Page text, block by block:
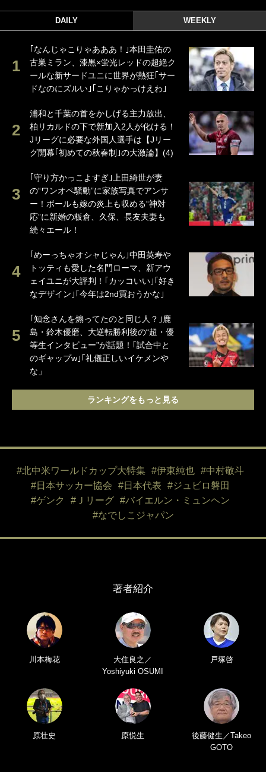
DAILY WEEKLY
｢なんじゃこりゃあああ！｣本田圭佑の
古巣ミラン、漆黒×蛍光レッドの超絶ク
ールな新サードユニに世界が熱狂｢サー
ドなのにズルい｣｢こりゃかっけえわ｣
浦和と千葉の首をかしげる主力放出、
柏リカルドの下で新加入2人が化ける！
Jリーグに必要な外国人選手は【Jリー
グ開幕｢初めての秋春制｣の大激論】(4)
｢守り方かっこよすぎ｣上田綺世が妻
の“ワンオペ騒動”に家族写真でアンサ
ー！ボールも嫁の炎上も収める“神対
応”に新婚の板倉、久保、長友夫妻も
続々エール！
｢めーっちゃオシャじゃん｣中田英寿や
トッティも愛した名門ローマ、新アウ
ェイユニが大評判！｢カッコいい｣｢好き
なデザイン｣｢今年は2nd買おうかな｣
｢知念さんを煽ってたのと同じ人？｣鹿
島・鈴木優磨、大逆転勝利後の“超・優
等生インタビュー”が話題！｢試合中と
のギャップw｣｢礼儀正しいイケメンや
な」
ランキングをもっと見る
#北中米ワールドカップ大特集 #伊東純也
#中村敬斗
#日本サッカー協会
#日本代表
#ジュビロ磐田
#ゲンク
#Ｊリーグ
#バイエルン・ミュンヘン
#なでしこジャパン
著者紹介
川本梅花
大住良之／
Yoshiyuki OSUMI
戸塚啓
原壮史 原悦生
後藤健生／Takeo
GOTO